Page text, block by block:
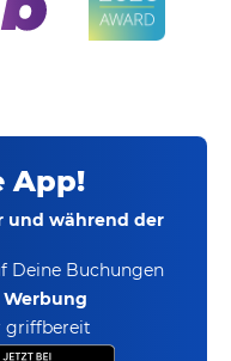
App!
und während der
Deine Buchungen
Werbung
griffbereit